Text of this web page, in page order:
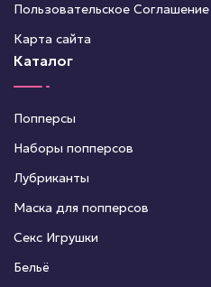
Пользовательское Соглашение
Карта сайта
Каталог
Попперсы
Наборы попперсов
Лубриканты
Маска для попперсов
Секс Игрушки
Бельё